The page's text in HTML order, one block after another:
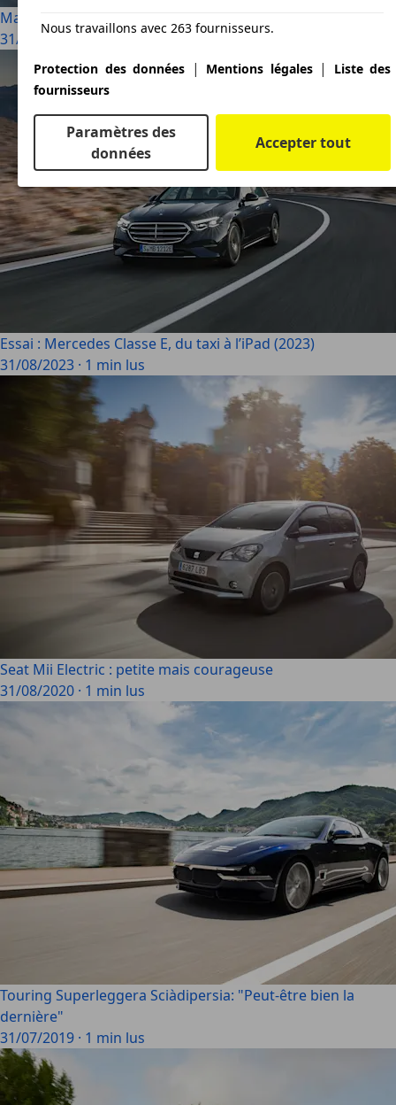
Mazda CX-60 e-Skyactiv PHEV : la première est la bonne ?
31/10/2022 ·1 min lus
Essai : Mercedes Classe E, du taxi à l’iPad (2023)
31/08/2023 · 1 min lus
Seat Mii Electric : petite mais courageuse
31/08/2020 · 1 min lus
Touring Superleggera Sciàdipersia: "Peut-être bien la
dernière"
31/07/2019 · 1 min lus
Nous travaillons avec 263 fournisseurs.
Protection des données | Mentions légales|
Liste des
fournisseurs
Paramètres des
données
Accepter tout